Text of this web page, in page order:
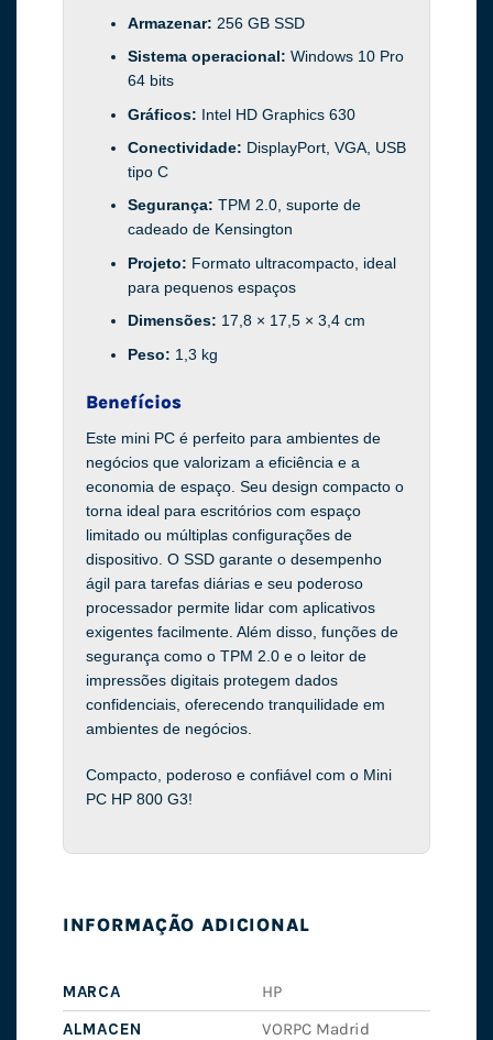
Armazenar: 256 GB SSD
Sistema operacional: Windows 10 Pro
64 bits
Gráficos: Intel HD Graphics 630
Conectividade: DisplayPort, VGA, USB
tipo C
Segurança: TPM 2.0, suporte de
cadeado de Kensington
Projeto: Formato ultracompacto, ideal
para pequenos espaços
Dimensões: 17,8 × 17,5 × 3,4 cm
Peso: 1,3 kg
Benefícios
Este mini PC é perfeito para ambientes de
negócios que valorizam a eficiência e a
economia de espaço. Seu design compacto o
torna ideal para escritórios com espaço
limitado ou múltiplas configurações de
dispositivo. O SSD garante o desempenho
ágil para tarefas diárias e seu poderoso
processador permite lidar com aplicativos
exigentes facilmente. Além disso, funções de
segurança como o TPM 2.0 e o leitor de
impressões digitais protegem dados
confidenciais, oferecendo tranquilidade em
ambientes de negócios.
Compacto, poderoso e confiável com o Mini
PC HP 800 G3!
INFORMAÇÃO ADICIONAL
MARCA
HP
ALMACEN
VORPC Madrid